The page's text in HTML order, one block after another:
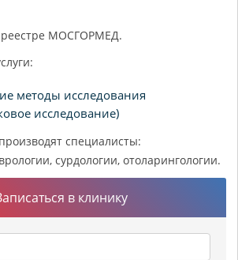
реестре МОСГОРМЕД.
методы исследования
исследование)
специалисты:
сурдологии, отоларингологии.
в клинику